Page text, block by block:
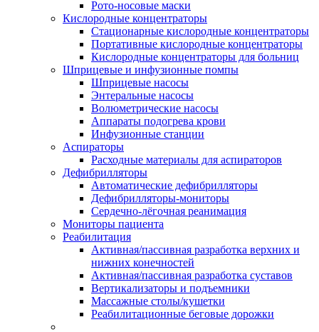
Рото-носовые маски
Кислородные концентраторы
Стационарные кислородные концентраторы
Портативные кислородные концентраторы
Кислородные концентраторы для больниц
Шприцевые и инфузионные помпы
Шприцевые насосы
Энтеральные насосы
Волюметрические насосы
Аппараты подогрева крови
Инфузионные станции
Аспираторы
Расходные материалы для аспираторов
Дефибрилляторы
Автоматические дефибрилляторы
Дефибрилляторы-мониторы
Сердечно-лёгочная реанимация
Мониторы пациента
Реабилитация
Активная/пассивная разработка верхних и
нижних конечностей
Активная/пассивная разработка суставов
Вертикализаторы и подъемники
Массажные столы/кушетки
Реабилитационные беговые дорожки